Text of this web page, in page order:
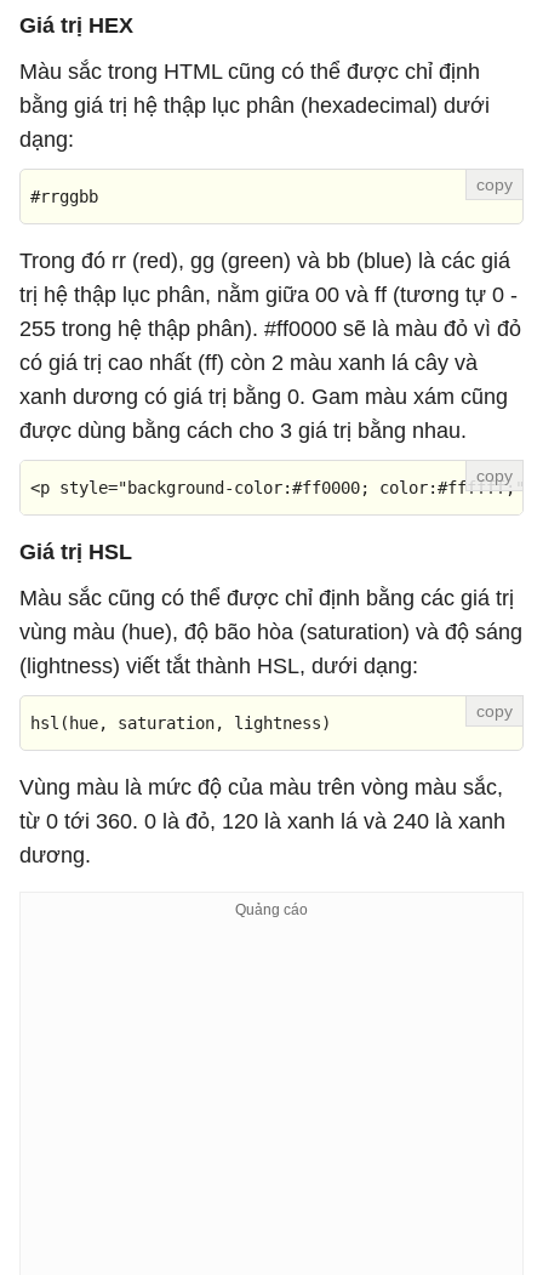
Giá trị HEX
Màu sắc trong HTML cũng có thể được chỉ định
bằng giá trị hệ thập lục phân (hexadecimal) dưới
dạng:
#rrggbb
Trong đó rr (red), gg (green) và bb (blue) là các giá
trị hệ thập lục phân, nằm giữa 00 và ff (tương tự 0 -
255 trong hệ thập phân). #ff0000 sẽ là màu đỏ vì đỏ
có giá trị cao nhất (ff) còn 2 màu xanh lá cây và
xanh dương có giá trị bằng 0. Gam màu xám cũng
được dùng bằng cách cho 3 giá trị bằng nhau.
<p style="background-color:#ff0000; color:#ffffff;"
Giá trị HSL
Màu sắc cũng có thể được chỉ định bằng các giá trị
vùng màu (hue), độ bão hòa (saturation) và độ sáng
(lightness) viết tắt thành HSL, dưới dạng:
hsl (hue, saturation, lightness)
Vùng màu là mức độ của màu trên vòng màu sắc,
từ 0 tới 360. 0 là đỏ, 120 là xanh lá và 240 là xanh
dương.